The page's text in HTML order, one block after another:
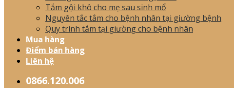
Tắm gội khô cho mẹ sau sinh mổ
Nguyên tắc tắm cho bệnh nhân tại giường bệnh
Quy trình tắm tại giường cho bệnh nhân
Mua hàng
Điểm bán hàng
Liên hệ
0866.120.006